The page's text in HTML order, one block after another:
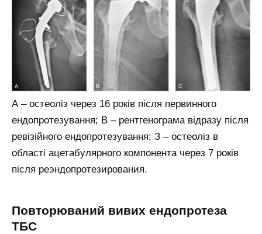
А – остеоліз через 16 років після первинного
ендопротезування; В – рентгенограма відразу після
ревізійного ендопротезування; З – остеоліз в
області ацетабулярного компонента через 7 років
після реэндопротезирования.
Повторюваний вивих ендопротеза
ТБС